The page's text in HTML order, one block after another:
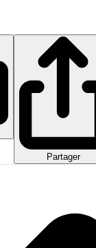
Partager